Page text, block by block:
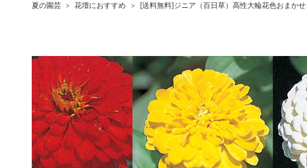
夏の園芸
花壇におすすめ [送料無料]ジニア（百日草）高性大輪花色おまか